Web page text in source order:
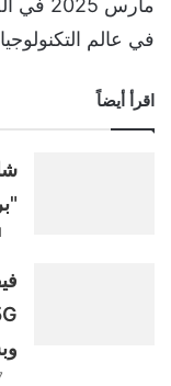
مارس
في عالم
اقرأ أيضاً